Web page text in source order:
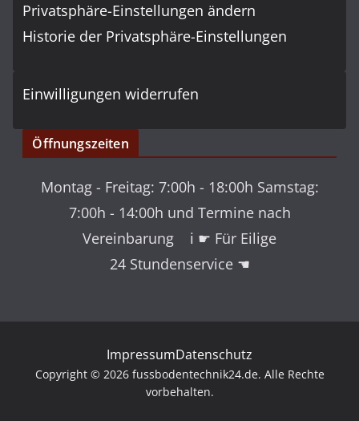
Privatsphäre-Einstellungen ändern
Historie der Privatsphäre-Einstellungen
Einwilligungen widerrufen
Öffnungszeiten
Montag - Freitag: 7:00h - 18:00h Samstag:
7:00h - 14:00h und Termine nach
Vereinbarung ℹ ☛ Für Eilige
24 Stundenservice ☚
ImpressumDatenschutz
Copyright © 2026 fussbodentechnik24.de. Alle Rechte
vorbehalten.